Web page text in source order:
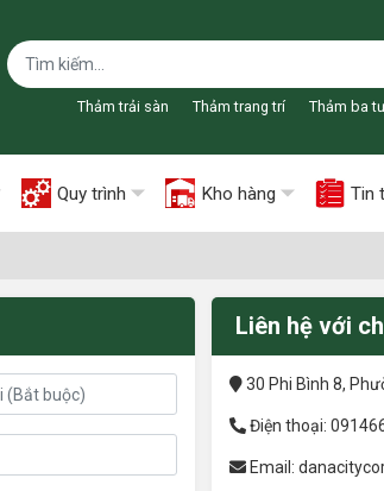
Thảm trải sàn Thảm trang trí Thảm ba
Quy trình Kho hàng Tin
Liên hệ với
30 Phi Bình 8,
Điện thoại:
Email :